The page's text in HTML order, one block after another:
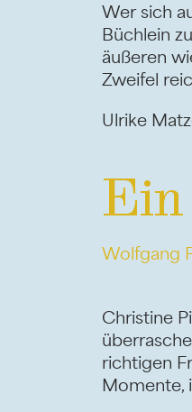
Wer sich
Büchlein
äußeren
Zweifel
Ulrike
Ein
Wolfgang
Christine
richtigen
Momente,